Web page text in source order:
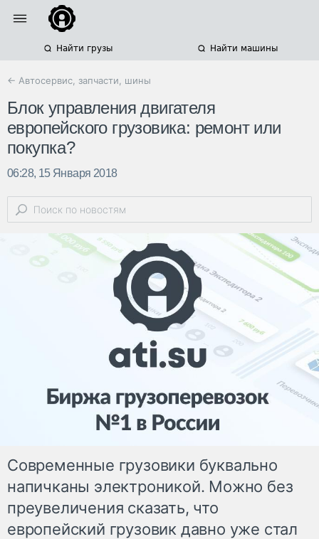
Найти грузы Найти машины
← Автосервис, запчасти, шины
Блок управления двигателя
европейского грузовика: ремонт или
покупка?
06:28, 15 Января 2018
Современные грузовики буквально
напичканы электроникой. Можно без
преувеличения сказать, что
европейский грузовик давно уже стал